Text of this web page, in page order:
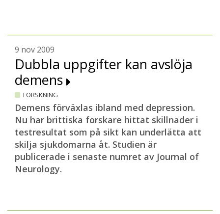
9 nov 2009
Dubbla uppgifter kan avslöja
demens
FORSKNING
Demens förväxlas ibland med depression.
Nu har brittiska forskare hittat skillnader i
testresultat som på sikt kan underlätta att
skilja sjukdomarna åt. Studien är
publicerade i senaste numret av Journal of
Neurology.